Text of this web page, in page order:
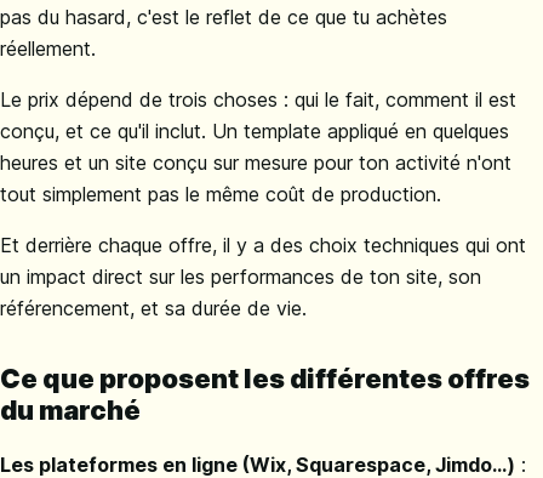
pas du hasard, c'est le reflet de ce que tu achètes
réellement.
Le prix dépend de trois choses : qui le fait, comment il est
conçu, et ce qu'il inclut. Un template appliqué en quelques
heures et un site conçu sur mesure pour ton activité n'ont
tout simplement pas le même coût de production.
Et derrière chaque offre, il y a des choix techniques qui ont
un impact direct sur les performances de ton site, son
référencement, et sa durée de vie.
Ce que proposent les différentes offres
du marché
Les plateformes en ligne (Wix, Squarespace, Jimdo...) :